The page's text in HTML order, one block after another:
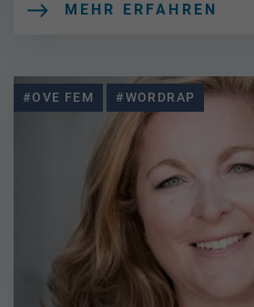
MEHR ERFAHREN
#OVE FEM #WORDRAP